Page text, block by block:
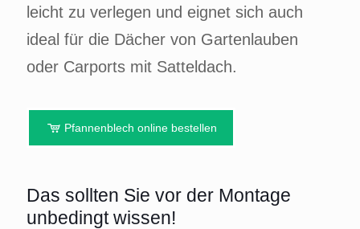
leicht zu verlegen und eignet sich auch
ideal für die Dächer von Gartenlauben
oder Carports mit Satteldach.
Pfannenblech online bestellen
Das sollten Sie vor der Montage
unbedingt wissen!